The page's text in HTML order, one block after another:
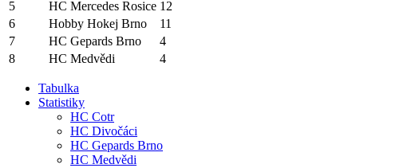
5
HC Mercedes Rosice 12
6
Hobby Hokej Brno
11
7
HC Gepards Brno
4
8
HC Medvědi 4
Tabulka
Statistiky
HC Cotr
HC Divočáci
HC Gepards Brno
HC Medvědi